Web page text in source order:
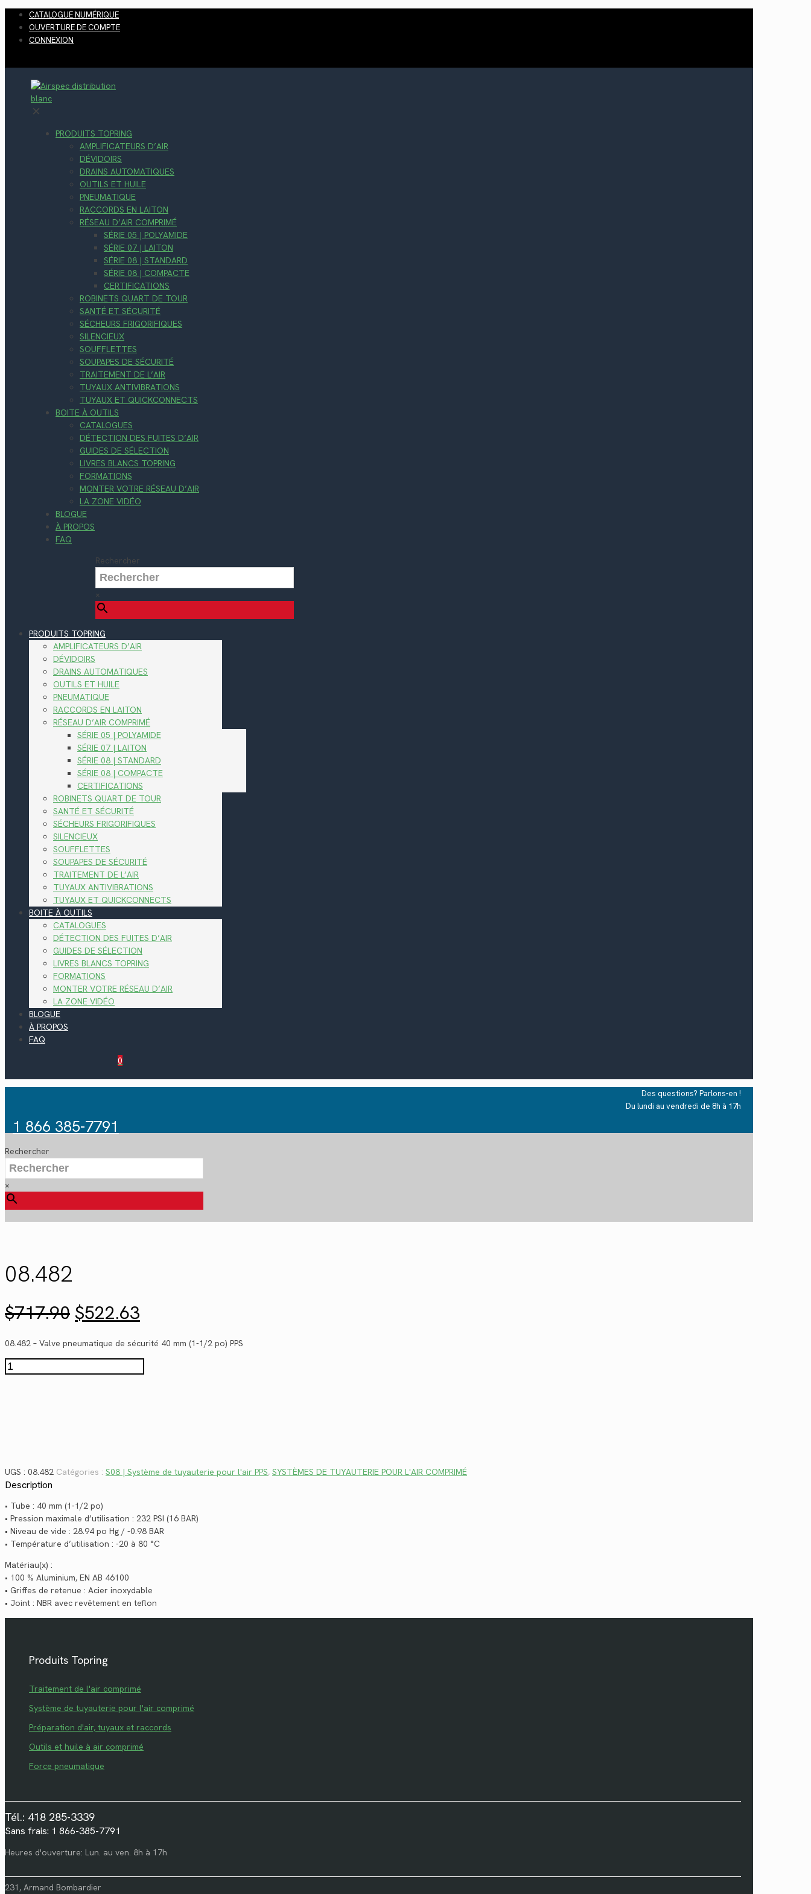
CATALOGUE NUMÉRIQUE
OUVERTURE DE COMPTE
CONNEXION
✕
PRODUITS TOPRING
AMPLIFICATEURS D’AIR
DÉVIDOIRS
DRAINS AUTOMATIQUES
OUTILS ET HUILE
PNEUMATIQUE
RACCORDS EN LAITON
RÉSEAU D’AIR COMPRIMÉ
SÉRIE 05 | POLYAMIDE
SÉRIE 07 | LAITON
SÉRIE 08 | STANDARD
SÉRIE 08 | COMPACTE
CERTIFICATIONS
ROBINETS QUART DE TOUR
SANTÉ ET SÉCURITÉ
SÉCHEURS FRIGORIFIQUES
SILENCIEUX
SOUFFLETTES
SOUPAPES DE SÉCURITÉ
TRAITEMENT DE L’AIR
TUYAUX ANTIVIBRATIONS
TUYAUX ET QUICKCONNECTS
BOITE À OUTILS
CATALOGUES
DÉTECTION DES FUITES D’AIR
GUIDES DE SÉLECTION
LIVRES BLANCS TOPRING
FORMATIONS
MONTER VOTRE RÉSEAU D’AIR
LA ZONE VIDÉO
BLOGUE
À PROPOS
FAQ
Rechercher
×
PRODUITS TOPRING
AMPLIFICATEURS D’AIR
DÉVIDOIRS
DRAINS AUTOMATIQUES
OUTILS ET HUILE
PNEUMATIQUE
RACCORDS EN LAITON
RÉSEAU D’AIR COMPRIMÉ
SÉRIE 05 | POLYAMIDE
SÉRIE 07 | LAITON
SÉRIE 08 | STANDARD
SÉRIE 08 | COMPACTE
CERTIFICATIONS
ROBINETS QUART DE TOUR
SANTÉ ET SÉCURITÉ
SÉCHEURS FRIGORIFIQUES
SILENCIEUX
SOUFFLETTES
SOUPAPES DE SÉCURITÉ
TRAITEMENT DE L’AIR
TUYAUX ANTIVIBRATIONS
TUYAUX ET QUICKCONNECTS
BOITE À OUTILS
CATALOGUES
DÉTECTION DES FUITES D’AIR
GUIDES DE SÉLECTION
LIVRES BLANCS TOPRING
FORMATIONS
MONTER VOTRE RÉSEAU D’AIR
LA ZONE VIDÉO
BLOGUE
À PROPOS
FAQ
0
Des questions? Parlons-en !
Du lundi au vendredi de 8h à 17h
1 866 385-7791
Rechercher
×
08.482
$717.90 Le
prix
initial
était :
$717.90.
$522.63
prix
actuel
est :
$522.63.
08.482 – Valve pneumatique de sécurité 40 mm (1-1/2 po) PPS
quantité
de
UGS : 08.482 Catégories : S08 | Système de tuyauterie pour l'air PPS, SYSTÈMES DE TUYAUTERIE POUR L'AIR COMPRIMÉ
Description
• Tube : 40 mm (1-1/2 po)
• Pression maximale d’utilisation : 232 PSI (16 BAR)
• Niveau de vide : 28.94 po Hg / -0.98 BAR
• Température d’utilisation : -20 à 80 °C
Matériau(x) :
• 100 % Aluminium, EN AB 46100
• Griffes de retenue : Acier inoxydable
• Joint : NBR avec revêtement en teflon
Produits Topring
Traitement de l'air comprimé
Système de tuyauterie pour l'air comprimé
Préparation d'air, tuyaux et raccords
Outils et huile à air comprimé
Force pneumatique
Tél.: 418 285-3339
Sans frais: 1 866-385-7791
Heures d'ouverture: Lun. au ven. 8h à 17h
231, Armand Bombardier